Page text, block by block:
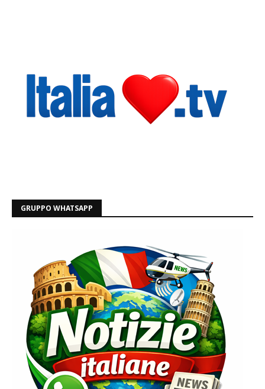
GRUPPO WHATSAPP